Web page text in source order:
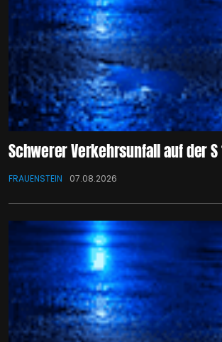
Schwerer Verkehrsunfall auf der S
FRAUENSTEIN 07.08.2026